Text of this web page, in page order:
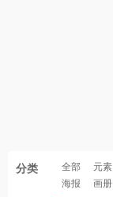
分类 全部 元素
海报
画册